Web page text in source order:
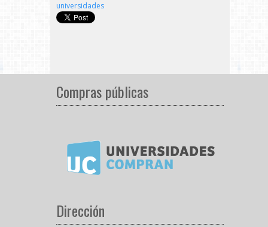
universidades
Compras públicas
Dirección